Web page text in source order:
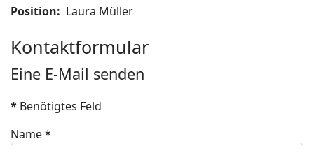
Position: Laura Müller
Kontaktformular
Eine E-Mail senden
* Benötigtes Feld
Name*